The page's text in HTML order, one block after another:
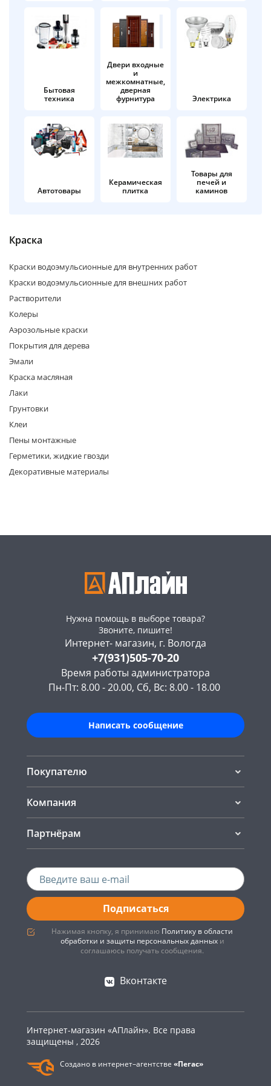
Бытовая
техника
Двери входные
и
межкомнатные,
дверная
фурнитура
Электрика
Автотовары
Керамическая
плитка
Товары для
печей и
каминов
Краска
Краски водоэмульсионные для внутренних работ
Краски водоэмульсионные для внешних работ
Растворители
Колеры
Аэрозольные краски
Покрытия для дерева
Эмали
Краска масляная
Лаки
Грунтовки
Клеи
Пены монтажные
Герметики, жидкие гвозди
Декоративные материалы
Нужна помощь в выборе товара?
Звоните, пишите!
Интернет- магазин, г. Вологда
+7(931)505-70-20
Время работы администратора
Пн-Пт: 8.00 - 20.00, Сб, Вс: 8.00 - 18.00
Написать сообщение
Покупателю
Компания
Партнёрам
Подписаться
Нажимая кнопку, я принимаю Политику в области
обработки и защиты персональных данныхи
соглашаюсь получать сообщения.
Вконтакте
Интернет-магазин «АПлайн». Все права
защищены , 2026
Создано в интернет–агентстве «Пегас»
об оплате Плайтом
раз в 2
недели
Остались вопросы?
8 800 302-02-51
plait.ru